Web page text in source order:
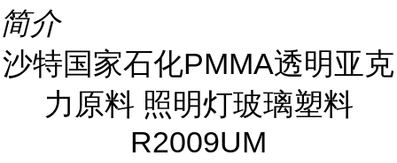
简介
沙特国家石化PMMA透明亚克
力原料 照明灯玻璃塑料
R2009UM